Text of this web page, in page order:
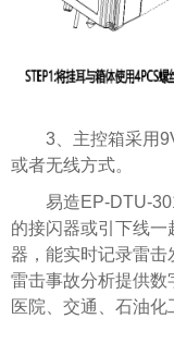
3、主控箱采用9V
或者无线方式。
易造EP-DTU-301
的接闪器或引下线
器，能实时记录雷击
雷击事故分析提供数
医院、交通、石油化